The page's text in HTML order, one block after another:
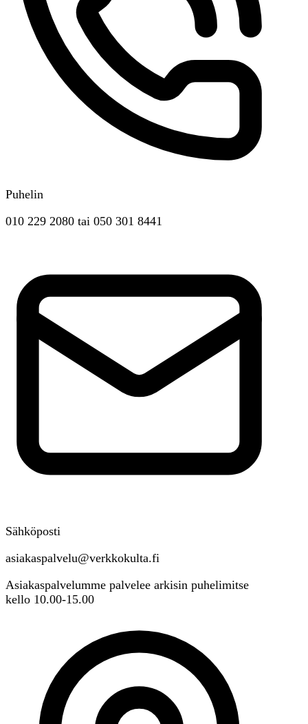
Puhelin
010 229 2080 tai 050 301 8441
Sähköposti
asiakaspalvelu@verkkokulta.fi
Asiakaspalvelumme palvelee arkisin puhelimitse
kello 10.00-15.00